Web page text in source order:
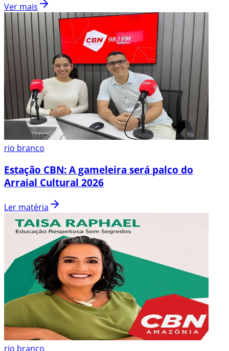
Ver mais
rio branco
Estação CBN: A gameleira será palco do
Arraial Cultural 2026
Ler matéria
rio branco